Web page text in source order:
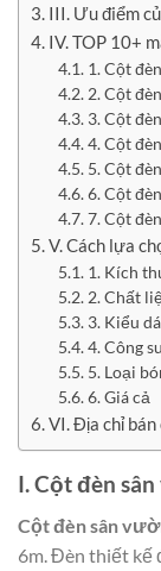
III. Ưu điểm
IV. TOP 10+
1. Cột
2. Cột
3. Cột
4. Cột
5. Cột
6. Cột
7. Cột
V. Cách lựa
1. Kích
2. Chất
3. Kiểu
4. Công
5. Loại
6. Giá cả
VI. Địa chỉ
I. Cột đèn
Cột đèn sân
6m. Đèn thiết kế